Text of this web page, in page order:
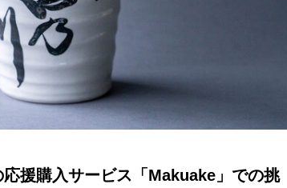
応援購入サービス「Makuake」での挑